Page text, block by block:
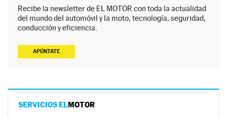
Recibe la newsletter de EL MOTOR con toda la actualidad
del mundo del automóvil y la moto, tecnología, seguridad,
conducción y eficiencia.
APÚNTATE
SERVICIOS ELMOTOR